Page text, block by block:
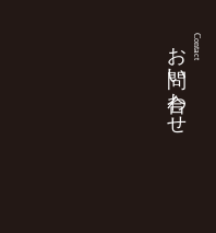
Contact
お問い合わせ